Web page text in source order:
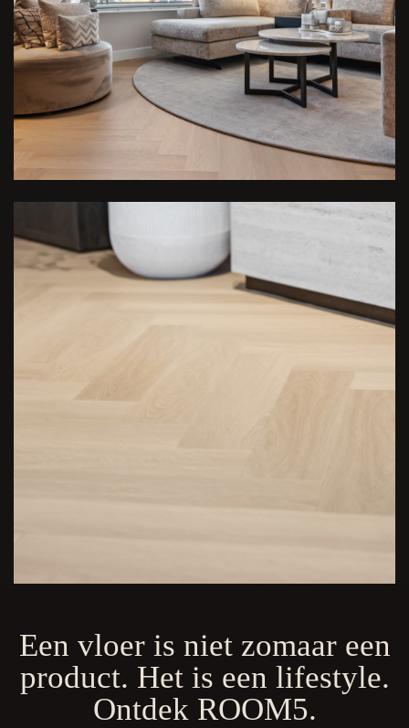
Een vloer is niet zomaar een
product. Het is een lifestyle.
Ontdek ROOM5.